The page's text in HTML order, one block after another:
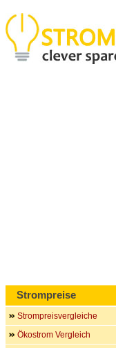
Strompreise
Strompreisvergleiche
Ökostrom Vergleich